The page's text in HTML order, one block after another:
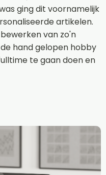
ging dit voornamelijk
artikelen.
van zo'n
hand gelopen hobby
te gaan doen en